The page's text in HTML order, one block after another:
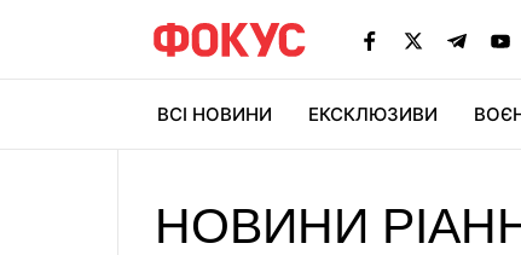
ВСІ НОВИНИ ЕКСКЛЮЗИВИ
НОВИНИ